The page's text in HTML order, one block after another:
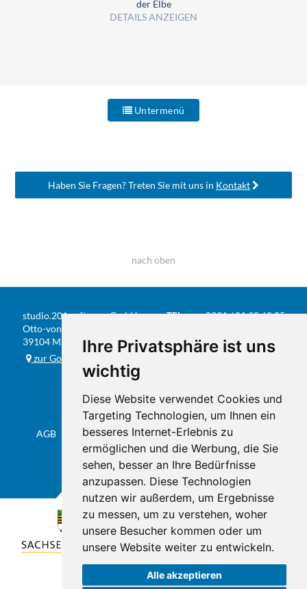
Ihre Privatsphäre ist uns
wichtig
Diese Website verwendet Cookies und
Targeting Technologien, um Ihnen ein
besseres Internet-Erlebnis zu
ermöglichen und die Werbung, die Sie
sehen, besser an Ihre Bedürfnisse
anzupassen. Diese Technologien
nutzen wir außerdem, um Ergebnisse
zu messen, um zu verstehen, woher
unsere Besucher kommen oder um
unsere Website weiter zu entwickeln.
Alle akzeptieren
der Elbe
DETAILS ANZEIGEN
Untermenü
Haben Sie Fragen? Treten Sie mit uns in Kontakt
nach oben
studio.201 software GmbH
Otto-von-Guericke-Str. 104
39104 Magdeburg
zur Google-Karte
TEL
0391 / 81 90 68 05
E-MAIL info@studio201.de
AGB Datenschutz & Impressum Sitemap